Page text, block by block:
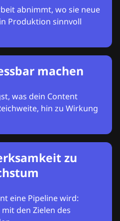
abnimmt, wo sie neue
Produktion sinnvoll
machen
was dein Content
hin zu Wirkung
zu
eine Pipeline wird:
den Zielen des